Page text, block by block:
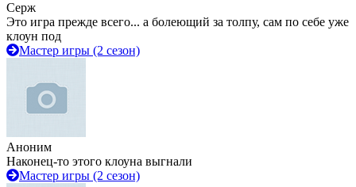
Серж
Это игра прежде всего... а болеющий за толпу, сам по себе уже
клоун под
Мастер игры (2 сезон)
Аноним
Наконец-то этого клоуна выгнали
Мастер игры (2 сезон)